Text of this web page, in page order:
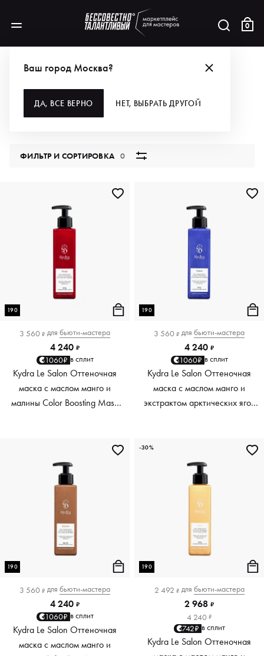
0
Ваш город Москва?
ДА, ВСЕ ВЕРНО НЕТ, ВЫБРАТЬ ДРУГОЙ
ВСЕ КАТЕГОРИИ
ФИЛЬТР И СОРТИРОВКА0
190
3 560 ₽ для бьюти-мастера
4 240 ₽
1060₽ в сплит
Kydra Le Salon Оттеночная
маска с маслом манго и
малины Color Boosting Mask
190
3 560 ₽ для бьюти-мастера
4 240 ₽
1060₽ в сплит
Kydra Le Salon Оттеночная
маска с маслом манго и
экстрактом арктических ягод
190
3 560 ₽ для бьюти-мастера
4 240 ₽
1060₽ в сплит
Kydra Le Salon Оттеночная
маска с маслом манго и
190
2 492 ₽ для бьюти-мастера
2 968 ₽
4 240 ₽
742₽ в сплит
Kydra Le Salon Оттеночная
-30%